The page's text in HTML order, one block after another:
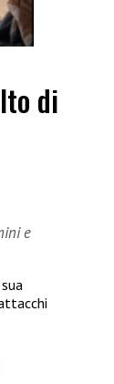
di
e